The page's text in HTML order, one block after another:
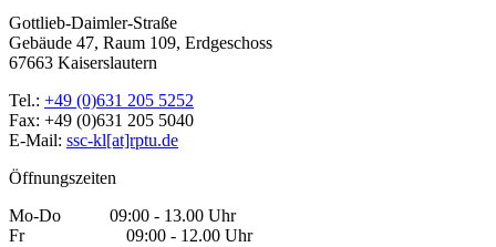
Gottlieb-Daimler-Straße
Gebäude 47, Raum 109, Erdgeschoss
67663 Kaiserslautern
Tel.: +49 (0)631 205 5252
Fax: +49 (0)631 205 5040
E-Mail: ssc-kl[at]rptu.de
Öffnungszeiten
Mo-Do 09:00 - 13.00 Uhr
Fr 09:00 - 12.00 Uhr